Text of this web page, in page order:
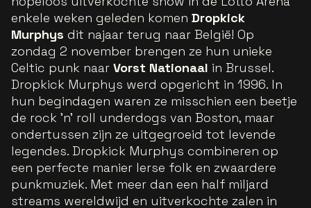
enkele weken geleden komen Dropkick
Murphys dit najaar terug naar België! Op
zondag 2 november brengen ze hun unieke
Celtic punk naar Vorst Nationaal in Brussel.
Dropkick Murphys werd opgericht in 1996. In
hun begindagen waren ze misschien een beetje
de rock 'n' roll underdogs van Boston, maar
ondertussen zijn ze uitgegroeid tot levende
legendes. Dropkick Murphys combineren op
een perfecte manier Ierse folk en zwaardere
punkmuziek. Met meer dan een half miljard
streams wereldwijd en uitverkochte zalen in